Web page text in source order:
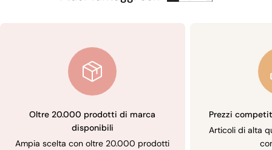
Oltre 20.000 prodotti di marca
disponibili
Ampia scelta con oltre 20.000 prodotti
Prezzi
Articoli di alta